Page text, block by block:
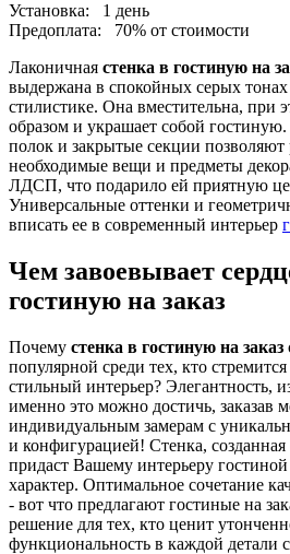
Установка:
1 день
Предоплата:
70% от стоимости
Лаконичная стенка в гостиную на
выдержана в спокойных серых
стилистике. Она вместительна, при
образом и украшает собой
полок и закрытые секции позволяют
необходимые вещи и предметы
ЛДСП, что подарило ей приятную
Универсальные оттенки и
вписать ее в современный интерьер
Чем завоевывает
гостиную на заказ
Почему стенка в гостиную на заказ
популярной среди тех, кто
стильный интерьер? Элегантность,
именно это можно достичь, заказав
индивидуальным замерам с
и конфигурацией! Стенка,
придаст Вашему интерьеру
характер. Оптимальное сочетание
- вот что предлагают гостиные на
решение для тех, кто ценит
функциональность в каждой детали